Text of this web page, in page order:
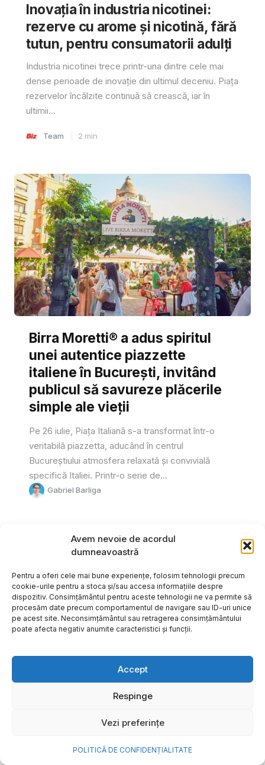
Avem nevoie de acordul
dumneavoastră
Pentru a oferi cele mai bune experiențe, folosim tehnologii precum
cookie-urile pentru a stoca și/sau accesa informațiile despre
dispozitiv. Consimțământul pentru aceste tehnologii ne va permite să
procesăm date precum comportamentul de navigare sau ID-uri unice
pe acest site. Neconsimțământul sau retragerea consimțământului
poate afecta negativ anumite caracteristici și funcții.
Accept
Respinge
Vezi preferințe
POLITICĂ DE CONFIDENȚIALITATE
Inovația în industria nicotinei:
rezerve cu arome și nicotină, fără
tutun, pentru consumatorii adulți
Industria nicotinei trece printr-una dintre cele mai
dense perioade de inovație din ultimul deceniu. Piața
rezervelor încălzite continuă să crească, iar în
ultimii...
Team 2 min
Birra Moretti® a adus spiritul
unei autentice piazzette
italiene în București, invitând
publicul să savureze plăcerile
simple ale vieții
Pe 26 iulie, Piața Italiană s-a transformat într-o
veritabilă piazzetta, aducând în centrul
Bucureștiului atmosfera relaxată și convivială
specifică Italiei. Printr-o serie de...
Gabriel Barliga
Cum transformi cele mai
o bijuterie Pandora pe care o
porți zi de zi